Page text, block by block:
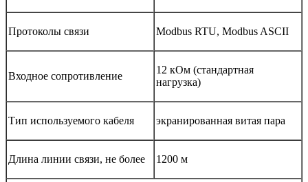
Протоколы связи Modbus RTU, Modbus ASCII
Входное сопротивление
12 кОм (стандартная
нагрузка)
Тип используемого кабеля экранированная витая пара
Длина линии связи, не более 1200 м